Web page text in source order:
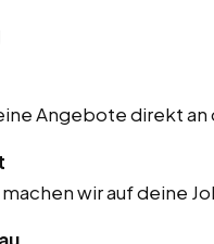
Angebote direkt an
wir auf deine